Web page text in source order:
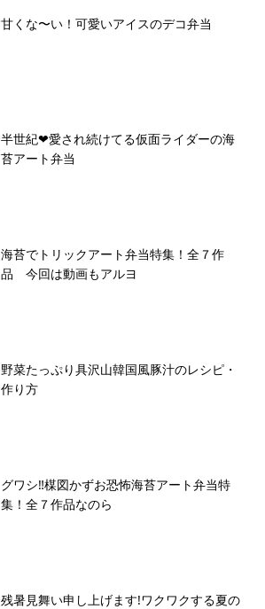
甘くな〜い！可愛いアイスのデコ弁当
半世紀❤︎愛され続けてる仮面ライダーの海
苔アート弁当
海苔でトリックアート弁当特集！全７作
品 今回は動画もアルヨ
野菜たっぷり具沢山韓国風豚汁のレシピ・
作り方
グワシ‼︎楳図かずお恐怖海苔アート弁当特
集！全７作品なのら
残暑見舞い申し上げます!ワクワクする夏の